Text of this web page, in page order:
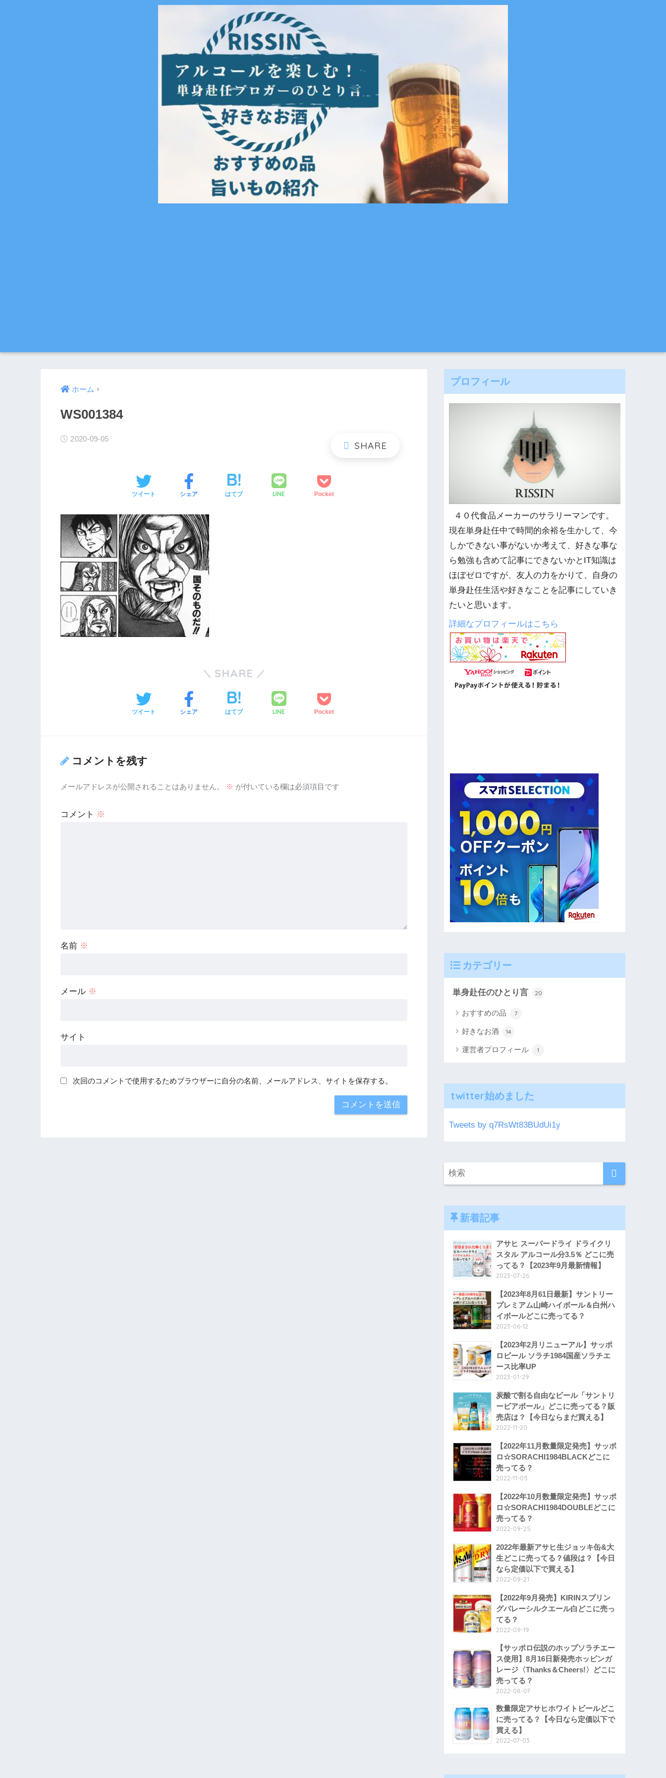
ホーム
WS001384
2020-09-05
ツイート シェア はてブ LINE Pocket
SHARE
ツイート シェア はてブ LINE Pocket
コメントを残す
メールアドレスが公開されることはありません。 ※ が付いている欄は必須項目です
コメント ※
名前 ※
メール ※
サイト
次回のコメントで使用するためブラウザーに自分の名前、メールアドレス、サイトを保存する。
プロフィール
４０代食品メーカーのサラリーマンです。
現在単身赴任中で時間的余裕を生かして、今
しかできない事がないか考えて、好きな事な
ら勉強も含めて記事にできないかとIT知識は
ほぼゼロですが、友人の力をかりて、自身の
単身赴任生活や好きなことを記事にしていき
たいと思います。
詳細なプロフィールはこちら
カテゴリー
単身赴任のひとり言 20
おすすめの品 7
好きなお酒 14
運営者プロフィール 1
twitter始めました
Tweets by q7RsWt83BUdUi1y
新着記事
アサヒ スーパードライ ドライクリ
スタル アルコール分3.5％ どこに売
ってる？【2023年9月最新情報】
2023-07-26
【2023年8月61日最新】サントリー
プレミアム山崎ハイボール＆白州ハ
イボールどこに売ってる？
2023-06-12
【2023年2月リニューアル】サッポ
ロビール ソラチ1984国産ソラチエ
ース比率UP
2023-01-29
炭酸で割る自由なビール「サントリ
ービアボール」どこに売ってる？販
売店は？【今日ならまだ買える】
2022-11-20
【2022年11月数量限定発売】サッポ
ロ☆SORACHI1984BLACKどこに
売ってる？
2022-11-05
【2022年10月数量限定発売】サッポ
ロ☆SORACHI1984DOUBLEどこに
売ってる？
2022-09-25
2022年最新アサヒ生ジョッキ缶&大
生どこに売ってる？値段は？【今日
なら定価以下で買える】
2022-09-21
【2022年9月発売】KIRINスプリン
グバレーシルクエール白どこに売っ
てる？
2022-09-19
【サッポロ伝説のホップソラチエー
ス使用】8月16日新発売ホッピンガ
レージ〈Thanks＆Cheers!〉どこに
売ってる？
2022-08-07
数量限定アサヒホワイトビールどこ
に売ってる？【今日なら定価以下で
買える】
2022-07-03